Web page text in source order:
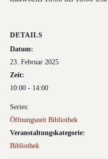
DETAILS
Datum:
23. Februar 2025
Zeit:
10:00 - 14:00
Series:
Öffnungszeit Bibliothek
Veranstaltungskategorie:
Bibliothek